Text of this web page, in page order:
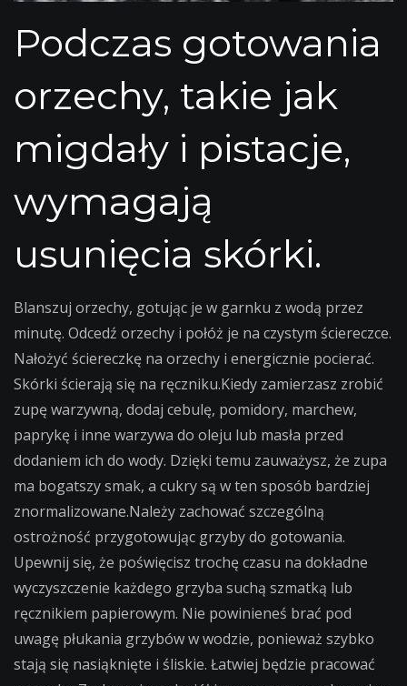
Podczas gotowania
orzechy, takie jak
migdały i pistacje,
wymagają
usunięcia skórki.
Blanszuj orzechy, gotując je w garnku z wodą przez
minutę. Odcedź orzechy i połóż je na czystym ściereczce.
Nałożyć ściereczkę na orzechy i energicznie pocierać.
Skórki ścierają się na ręczniku.Kiedy zamierzasz zrobić
zupę warzywną, dodaj cebulę, pomidory, marchew,
paprykę i inne warzywa do oleju lub masła przed
dodaniem ich do wody. Dzięki temu zauważysz, że zupa
ma bogatszy smak, a cukry są w ten sposób bardziej
znormalizowane.Należy zachować szczególną
ostrożność przygotowując grzyby do gotowania.
Upewnij się, że poświęcisz trochę czasu na dokładne
wyczyszczenie każdego grzyba suchą szmatką lub
ręcznikiem papierowym. Nie powinieneś brać pod
uwagę płukania grzybów w wodzie, ponieważ szybko
stają się nasiąknięte i śliskie. Łatwiej będzie pracować